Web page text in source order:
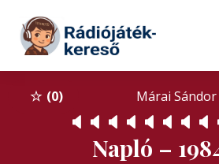
Tovább a tartalomhoz
0 Márai Sándor
🔈 🔈 🔈 🔈 🔈 🔈 🔈 🔈
Napló –